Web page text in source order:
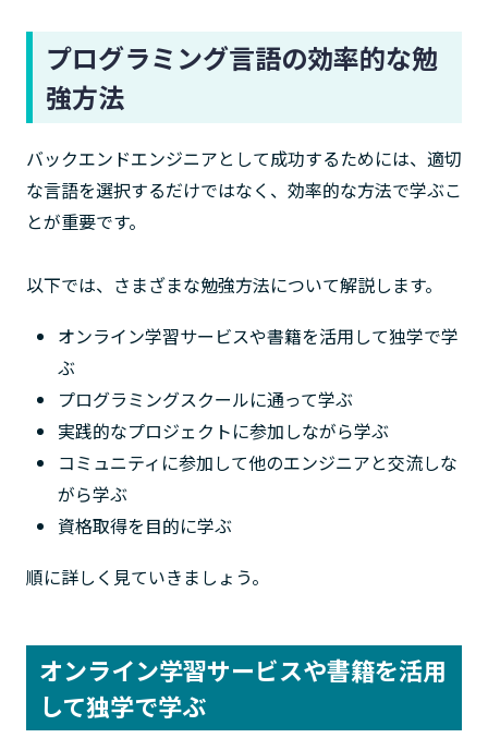
プログラミング言語の効率的な勉
強方法
バックエンドエンジニアとして成功するためには、適切
な言語を選択するだけではなく、効率的な方法で学ぶこ
とが重要です。
以下では、さまざまな勉強方法について解説します。
オンライン学習サービスや書籍を活用して独学で学
ぶ
プログラミングスクールに通って学ぶ
実践的なプロジェクトに参加しながら学ぶ
コミュニティに参加して他のエンジニアと交流しな
がら学ぶ
資格取得を目的に学ぶ
順に詳しく見ていきましょう。
オンライン学習サービスや書籍を活用
して独学で学ぶ